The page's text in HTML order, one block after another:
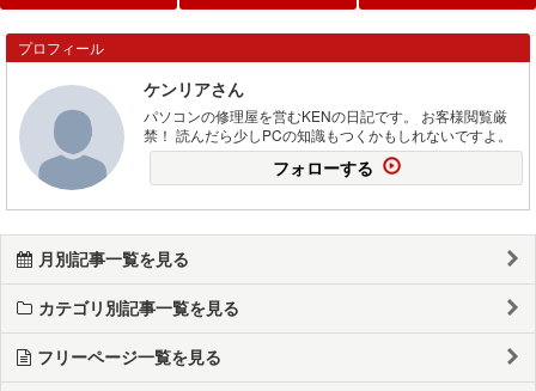
プロフィール
ケンリアさん
パソコンの修理屋を営むKENの日記です。 お客様閲覧厳
禁！ 読んだら少しPCの知識もつくかもしれないですよ。
フォローする
月別記事一覧を見る
カテゴリ別記事一覧を見る
フリーページ一覧を見る